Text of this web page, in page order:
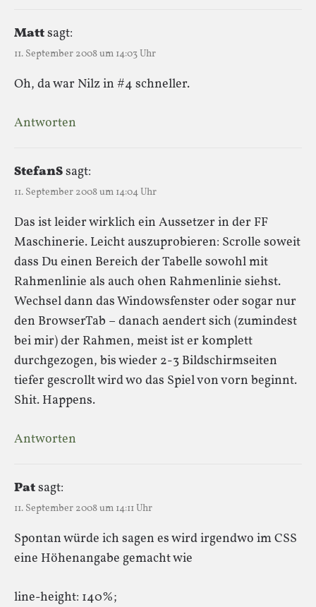
Mattsagt:
11. September 2008 um 14:03 Uhr
Oh, da war Nilz in #4 schneller.
Antworten
StefanSsagt:
11. September 2008 um 14:04 Uhr
Das ist leider wirklich ein Aussetzer in der FF
Maschinerie. Leicht auszuprobieren: Scrolle soweit
dass Du einen Bereich der Tabelle sowohl mit
Rahmenlinie als auch ohen Rahmenlinie siehst.
Wechsel dann das Windowsfenster oder sogar nur
den BrowserTab – danach aendert sich (zumindest
bei mir) der Rahmen, meist ist er komplett
durchgezogen, bis wieder 2-3 Bildschirmseiten
tiefer gescrollt wird wo das Spiel von vorn beginnt.
Shit. Happens.
Antworten
Patsagt:
11. September 2008 um 14:11 Uhr
Spontan würde ich sagen es wird irgendwo im CSS
eine Höhenangabe gemacht wie
line-height: 140%;